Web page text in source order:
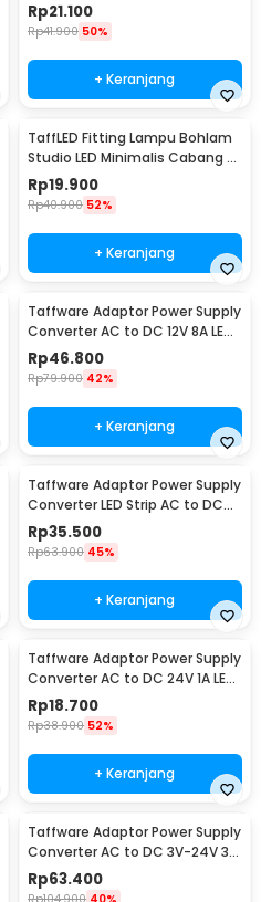
Rp21.100
Rp41.900 50%
+ Keranjang
TaffLED Fitting Lampu Bohlam
Studio LED Minimalis Cabang 4
E27 220V - HU-400
Rp19.900
Rp40.900 52%
+ Keranjang
Taffware Adaptor Power Supply
Converter AC to DC 12V 8A LED
Strip - 1280
Rp46.800
Rp79.900 42%
+ Keranjang
Taffware Adaptor Power Supply
Converter LED Strip AC to DC
12V 4A - 1240
Rp35.500
Rp63.900 45%
+ Keranjang
Taffware Adaptor Power Supply
Converter AC to DC 24V 1A LED
Strip - 2410
Rp18.700
Rp38.900 52%
+ Keranjang
Taffware Adaptor Power Supply
Converter AC to DC 3V-24V 3A
Adjustable - BSK-602
Rp63.400